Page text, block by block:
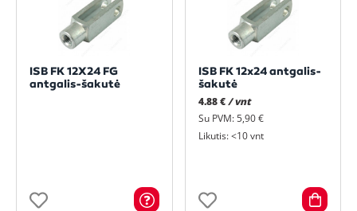
ISB FK 12X24 FG
antgalis-šakutė
ISB FK 12x24 antgalis-
šakutė
4.88 € / vnt
Su PVM: 5,90 €
Likutis: <10 vnt